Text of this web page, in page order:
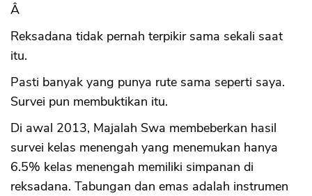
Â
Reksadana tidak pernah terpikir sama sekali saat
itu.
Pasti banyak yang punya rute sama seperti saya.
Survei pun membuktikan itu.
Di awal 2013, Majalah Swa membeberkan hasil
survei kelas menengah yang menemukan hanya
6.5% kelas menengah memiliki simpanan di
reksadana. Tabungan dan emas adalah instrumen